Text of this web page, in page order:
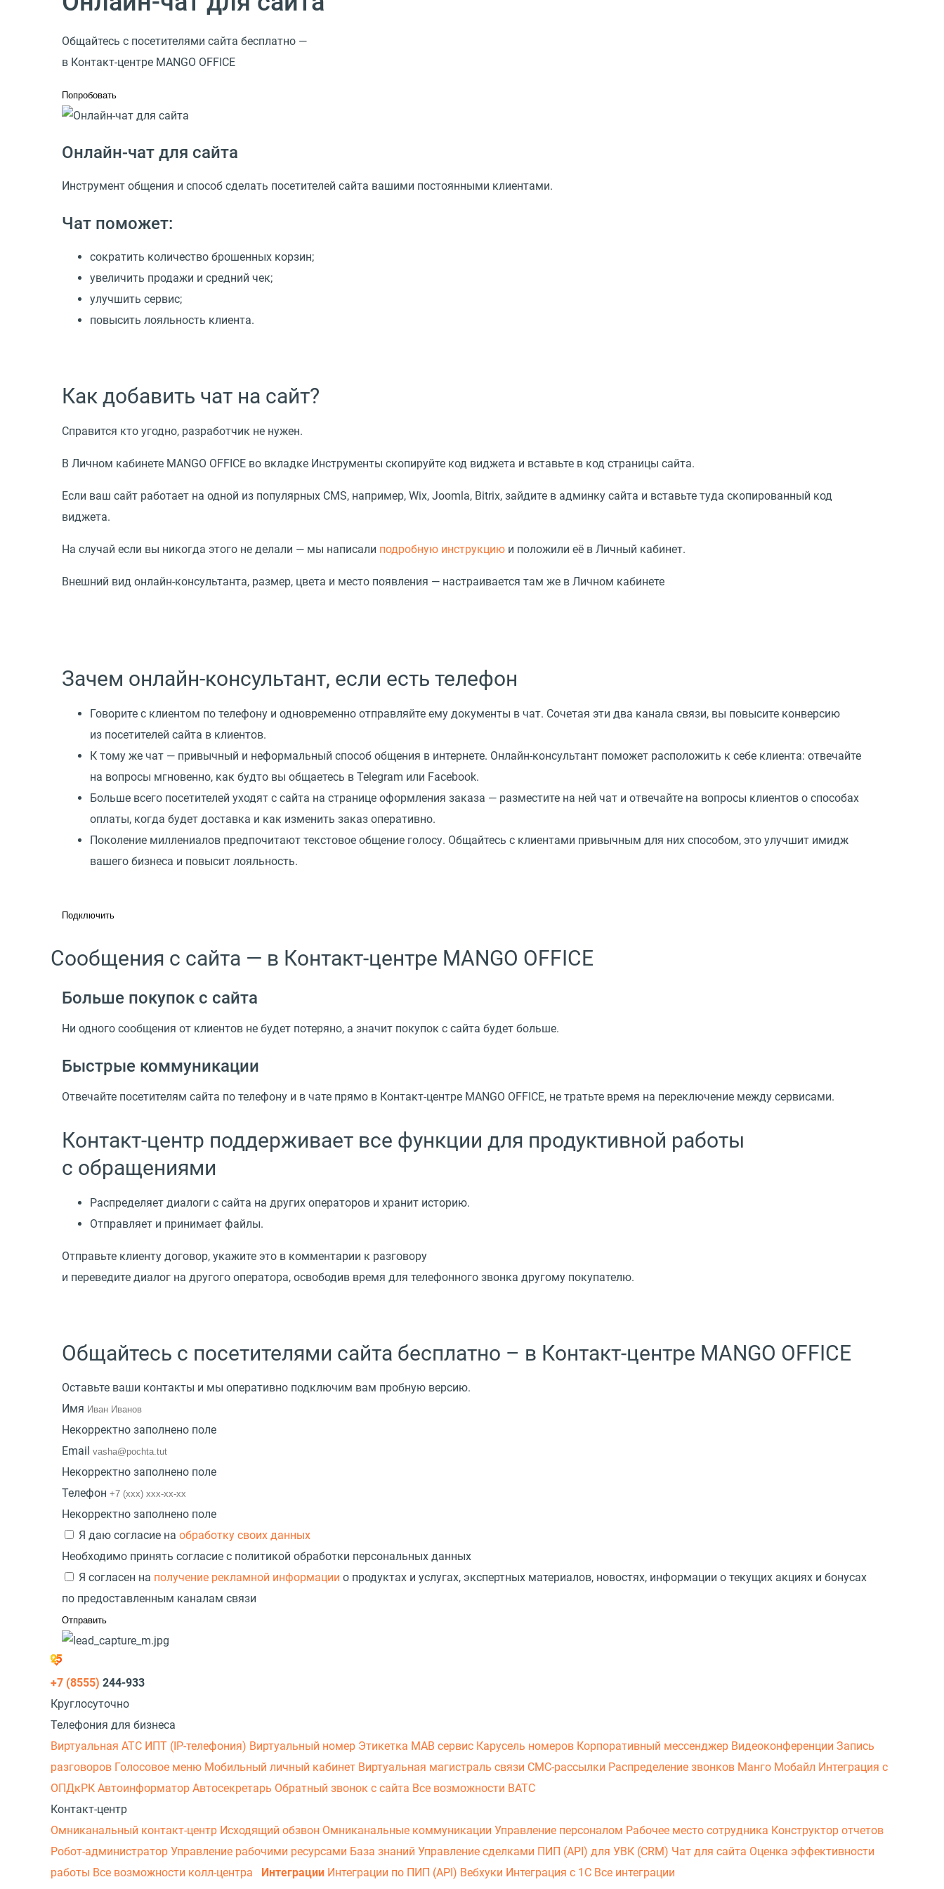
Общайтесь с посетителями сайта бесплатно —
в Контакт-центре MANGO OFFICE
Попробовать
Онлайн-чат для сайта
Инструмент общения и способ сделать посетителей сайта вашими постоянными клиентами.
Чат поможет:
сократить количество брошенных корзин;
увеличить продажи и средний чек;
улучшить сервис;
повысить лояльность клиента.
Как добавить чат на сайт?
Справится кто угодно, разработчик не нужен.
В Личном кабинете MANGO OFFICE во вкладке Инструменты скопируйте код виджета и вставьте в код страницы сайта.
Если ваш сайт работает на одной из популярных CMS, например, Wix, Joomla, Bitrix, зайдите в админку сайта и вставьте туда скопированный код
виджета.
На случай если вы никогда этого не делали — мы написали подробную инструкцию и положили её в Личный кабинет.
Внешний вид онлайн-консультанта, размер, цвета и место появления — настраивается там же в Личном кабинете
Зачем онлайн-консультант, если есть телефон
Говорите с клиентом по телефону и одновременно отправляйте ему документы в чат. Сочетая эти два канала связи, вы повысите конверсию
из посетителей сайта в клиентов.
К тому же чат — привычный и неформальный способ общения в интернете. Онлайн-консультант поможет расположить к себе клиента: отвечайте
на вопросы мгновенно, как будто вы общаетесь в Telegram или Facebook.
Больше всего посетителей уходят с сайта на странице оформления заказа — разместите на ней чат и отвечайте на вопросы клиентов о способах
оплаты, когда будет доставка и как изменить заказ оперативно.
Поколение миллениалов предпочитают текстовое общение голосу. Общайтесь с клиентами привычным для них способом, это улучшит имидж
вашего бизнеса и повысит лояльность.
Подключить
Сообщения с сайта — в Контакт-центре MANGO OFFICE
Больше покупок с сайта
Ни одного сообщения от клиентов не будет потеряно, а значит покупок с сайта будет больше.
Быстрые коммуникации
Отвечайте посетителям сайта по телефону и в чате прямо в Контакт-центре MANGO OFFICE, не тратьте время на переключение между сервисами.
Контакт-центр поддерживает все функции для продуктивной работы
с обращениями
Распределяет диалоги с сайта на других операторов и хранит историю.
Отправляет и принимает файлы.
Отправьте клиенту договор, укажите это в комментарии к разговору
и переведите диалог на другого оператора, освободив время для телефонного звонка другому покупателю.
Общайтесь с посетителями сайта бесплатно – в Контакт-центре MANGO OFFICE
Оставьте ваши контакты и мы оперативно подключим вам пробную версию.
Имя
Некорректно заполнено поле
Email
Некорректно заполнено поле
Телефон
Некорректно заполнено поле
Я даю согласие на обработку своих данных
Необходимо принять согласие с политикой обработки персональных данных
Я согласен на получение рекламной информации о продуктах и услугах, экспертных материалов, новостях, информации о текущих акциях и бонусах
по предоставленным каналам связи
+7 (8555) 244-933
Круглосуточно
Телефония для бизнеса
Виртуальная АТС ИПТ (IP-телефония) Виртуальный номер Этикетка МАВ сервис Карусель номеров Корпоративный мессенджер Видеоконференции Запись
разговоров Голосовое меню Мобильный личный кабинет Виртуальная магистраль связи СМС-рассылки Распределение звонков Манго Мобайл Интеграция с
ОПДкРК Автоинформатор Автосекретарь Обратный звонок с сайта Все возможности ВАТС
Контакт-центр
Омниканальный контакт-центр Исходящий обзвон Омниканальные коммуникации Управление персоналом Рабочее место сотрудника Конструктор отчетов
Робот-администратор Управление рабочими ресурсами База знаний Управление сделками ПИП (API) для УВК (CRM) Чат для сайта Оценка эффективности
работы Все возможности колл-центра Интеграции Интеграции по ПИП (API) Вебхуки Интеграция с 1С Все интеграции